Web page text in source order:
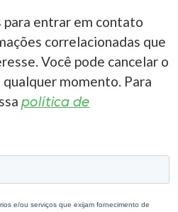
para entrar em contato
correlacionadas que
Você pode cancelar o
momento. Para
política de